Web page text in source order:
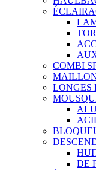
COMBI
LONGES
DE